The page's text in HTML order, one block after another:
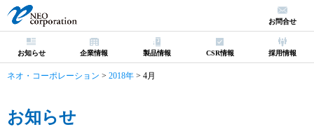
お知らせ 企業情報 製品情報 CSR情報 採用情報
お問合せ
ネオ・コーポレーション > 2018年 > 4月
お知らせ